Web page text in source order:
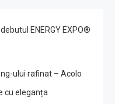
ENERGY EXPO®
ului rafinat – Acolo
cu eleganța